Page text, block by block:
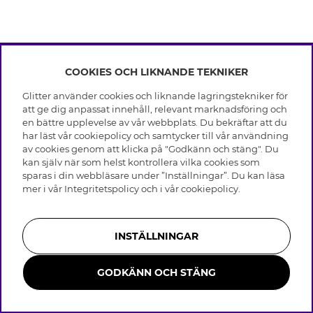
INFO
Leverans
Villkor
Integritetspolicy
Cookies
Medlemsvillkor
Jobba hos Glitter
Återkallelse
OM GLITTER
Black Friday
Våra butiker
Varumärken
Företagshistoria
Visselblåsning
Press & Samarbeten
HJÄLP
Vanliga frågor
Kundservice
Skötselråd skinnhandskar
Storleksguide för ringar
Smycken i rostfritt stål
Bli medlem
COOKIES OCH LIKNANDE TEKNIKER
Glitter använder cookies och liknande lagringstekniker för
att ge dig anpassat innehåll, relevant marknadsföring och
en bättre upplevelse av vår webbplats. Du bekräftar att du
har läst vår cookiepolicy och samtycker till vår användning
av cookies genom att klicka på "Godkänn och stäng". Du
kan själv när som helst kontrollera vilka cookies som
sparas i din webbläsare under ”Inställningar”. Du kan läsa
mer i vår Integritetspolicyoch i vårcookiepolicy
INSTÄLLNINGAR
GODKÄNN OCH STÄNG